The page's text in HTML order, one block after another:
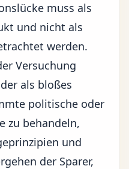
muss als
und nicht als
werden.
Versuchung
als bloßes
politische oder
zu behandeln,
und
der Sparer,